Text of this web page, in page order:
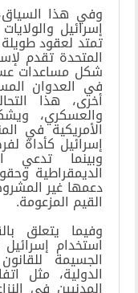
وفي هذا
إسرائيل
تمتد لعقود طويلة
المتحدة تقدم
شكل مساعدات
في العدوان
أخرى، هذا
والعسكري،
الأمريكية في
إسرائيل كأداة
وبينما تدعي
الديمقراطية
دعمها غير
القيم المزعومة.
وفيما يتعلق
استخدام إسرائيل
الجسيمة
الدولية، مثل